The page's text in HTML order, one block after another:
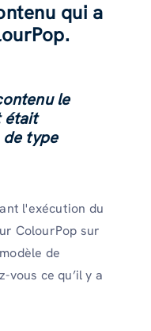
qui a
le
était
type
l'exécution du
ColourPop sur
de
vous ce qu’il y a